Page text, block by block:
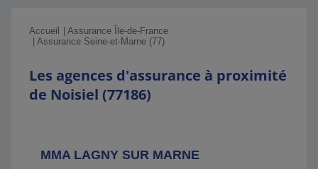
Accueil
Assurance Île-de-France
Assurance Seine-et-Marne (77)
Les agences d'assurance à proximité
de Noisiel (77186)
MMA LAGNY SUR MARNE